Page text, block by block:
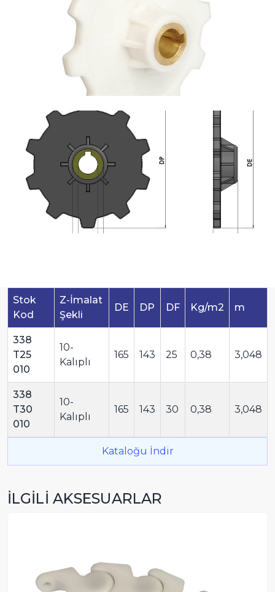
Stok
Kod
Z-İmalat
Şekli
DE DP DF Kg/m2 m
338
T25
010
10-
Kalıplı
165 143 25 0,38 3,048
338
T30
010
10-
Kalıplı
165 143 30 0,38 3,048
Kataloğu İndir
İLGİLİ AKSESUARLAR